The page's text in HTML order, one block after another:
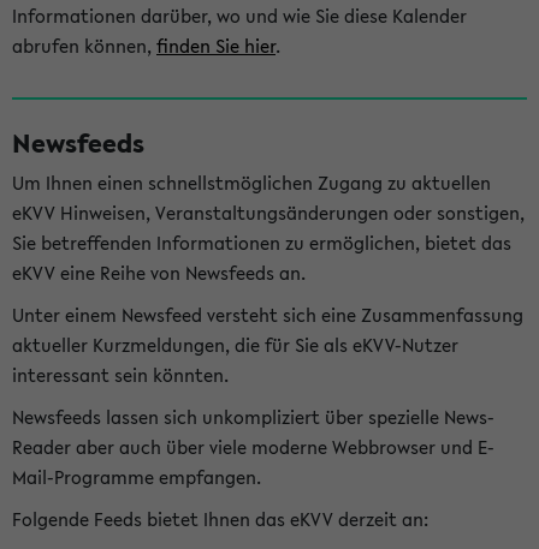
Informationen darüber, wo und wie Sie diese Kalender
abrufen können, finden Sie hier.
Newsfeeds
Um Ihnen einen schnellstmöglichen Zugang zu aktuellen
eKVV Hinweisen, Veranstaltungsänderungen oder sonstigen,
Sie betreffenden Informationen zu ermöglichen, bietet das
eKVV eine Reihe von Newsfeeds an.
Unter einem Newsfeed versteht sich eine Zusammenfassung
aktueller Kurzmeldungen, die für Sie als eKVV-Nutzer
interessant sein könnten.
Newsfeeds lassen sich unkompliziert über spezielle News-
Reader aber auch über viele moderne Webbrowser und E-
Mail-Programme empfangen.
Folgende Feeds bietet Ihnen das eKVV derzeit an: